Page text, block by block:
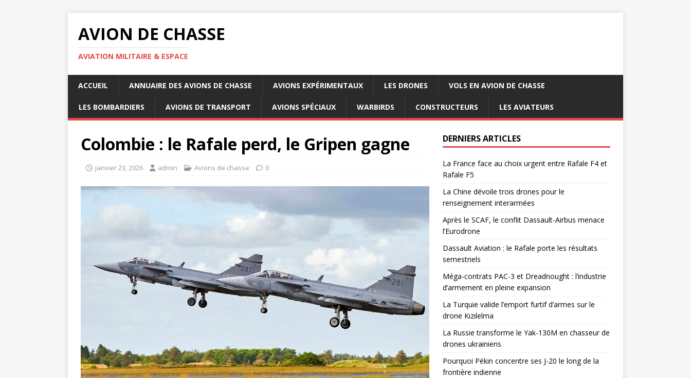
AVION DE CHASSE
AVIATION MILITAIRE & ESPACE
ACCUEIL ANNUAIRE DES AVIONS DE CHASSE AVIONS EXPÉRIMENTAUX LES DRONES VOLS EN AVION DE CHASSE
LES BOMBARDIERS AVIONS DE TRANSPORT AVIONS SPÉCIAUX WARBIRDS CONSTRUCTEURS LES AVIATEURS
Colombie : le Rafale perd, le Gripen gagne
janvier 23, 2026 admin Avions de chasse 0
DERNIERS ARTICLES
La France face au choix urgent entre Rafale F4 et
Rafale F5
La Chine dévoile trois drones pour le
renseignement interarmées
Après le SCAF, le conflit Dassault-Airbus menace
l’Eurodrone
Dassault Aviation : le Rafale porte les résultats
semestriels
Méga-contrats PAC-3 et Dreadnought : l’industrie
d’armement en pleine expansion
La Turquie valide l’emport furtif d’armes sur le
drone Kızılelma
La Russie transforme le Yak-130M en chasseur de
drones ukrainiens
Pourquoi Pékin concentre ses J-20 le long de la
frontière indienne